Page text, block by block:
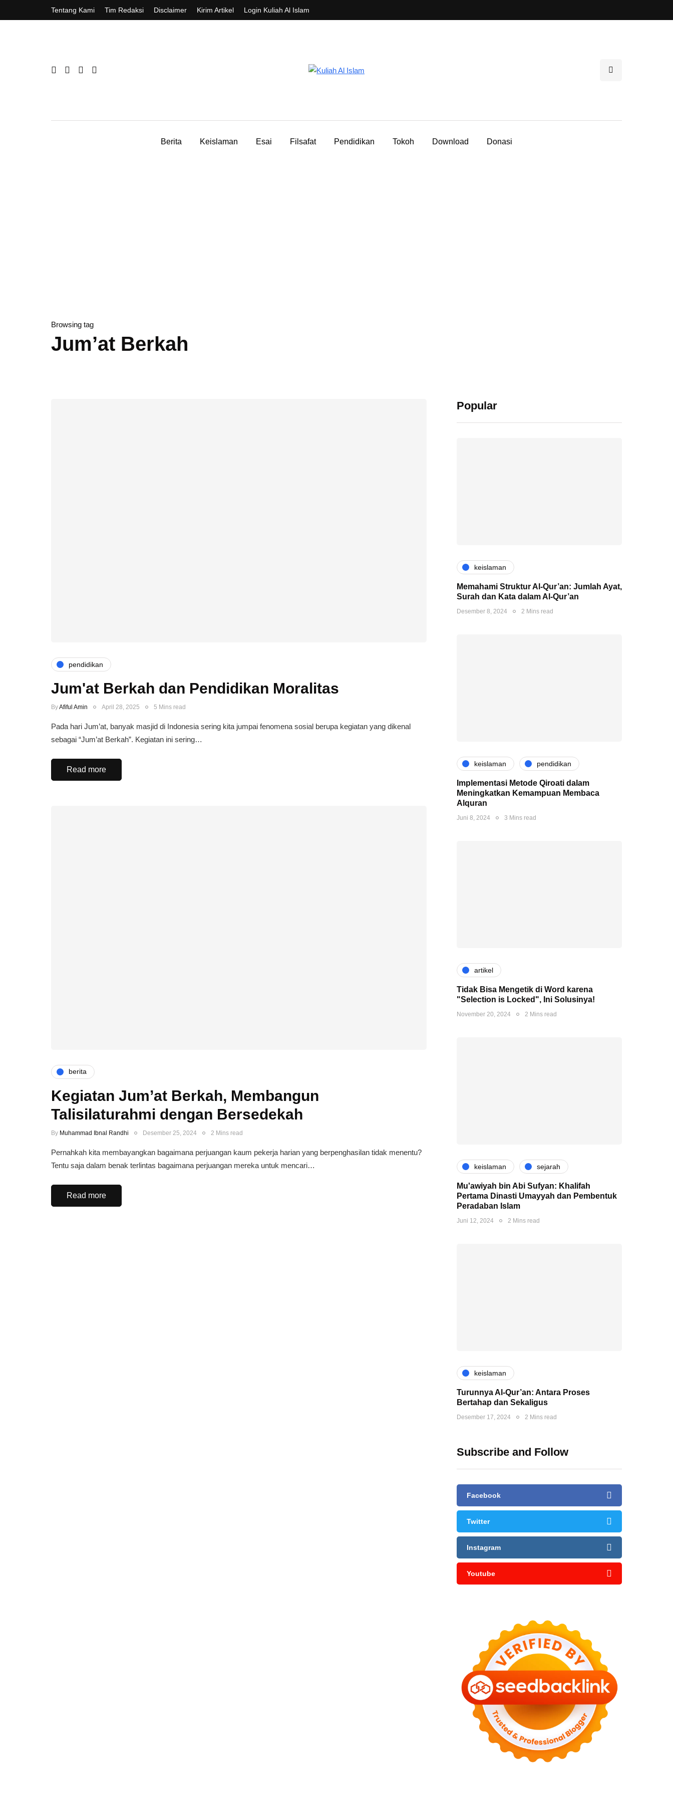
Tentang Kami Tim Redaksi Disclaimer Kirim Artikel Login Kuliah Al Islam
Berita Keislaman Esai Filsafat Pendidikan Tokoh Download Donasi
Browsing tag
Jum’at Berkah
pendidikan
Jum'at Berkah dan Pendidikan Moralitas
ByAfiful Amin April 28, 2025 5 Mins read
Pada hari Jum’at, banyak masjid di Indonesia sering kita jumpai fenomena sosial berupa kegiatan yang dikenal
sebagai “Jum’at Berkah”. Kegiatan ini sering…
Read more
berita
Kegiatan Jum’at Berkah, Membangun
Talisilaturahmi dengan Bersedekah
By Muhammad Ibnal Randhi Desember 25, 2024 2 Mins read
Pernahkah kita membayangkan bagaimana perjuangan kaum pekerja harian yang berpenghasilan tidak menentu?
Tentu saja dalam benak terlintas bagaimana perjuangan mereka untuk mencari…
Read more
Popular
keislaman
Memahami Struktur Al-Qur’an: Jumlah Ayat,
Surah dan Kata dalam Al-Qur’an
Desember 8, 2024 2 Mins read
keislaman pendidikan
Implementasi Metode Qiroati dalam
Meningkatkan Kemampuan Membaca
Alquran
Juni 8, 2024 3 Mins read
artikel
Tidak Bisa Mengetik di Word karena
"Selection is Locked", Ini Solusinya!
November 20, 2024 2 Mins read
keislaman sejarah
Mu'awiyah bin Abi Sufyan: Khalifah
Pertama Dinasti Umayyah dan Pembentuk
Peradaban Islam
Juni 12, 2024 2 Mins read
keislaman
Turunnya Al-Qur’an: Antara Proses
Bertahap dan Sekaligus
Desember 17, 2024 2 Mins read
Subscribe and Follow
Facebook
Twitter
Instagram
Youtube